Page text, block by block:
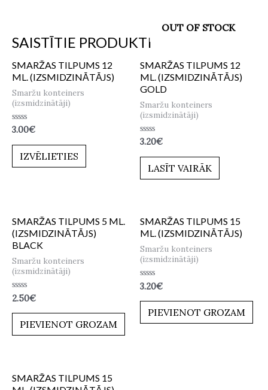
SAISTĪTIE PRODUKTI
SMARŽAS TILPUMS 12
ML. (IZSMIDZINĀTĀJS)
Smaržu konteiners
(izsmidzinātāji)
Novērtēts
0
3.00€
IZVĒLIETIES
OUT OF STOCK
SMARŽAS TILPUMS 12
ML. (IZSMIDZINĀTĀJS)
GOLD
Smaržu konteiners
(izsmidzinātāji)
Novērtēts
0
3.20€
LASĪT VAIRĀK
SMARŽAS TILPUMS 5 ML.
(IZSMIDZINĀTĀJS)
BLACK
Smaržu konteiners
(izsmidzinātāji)
Novērtēts
ar
0
2.50€
PIEVIENOT GROZAM
SMARŽAS TILPUMS 15
ML. (IZSMIDZINĀTĀJS)
Smaržu konteiners
(izsmidzinātāji)
Novērtēts
ar
0
3.20€
PIEVIENOT GROZAM
SMARŽAS TILPUMS 15